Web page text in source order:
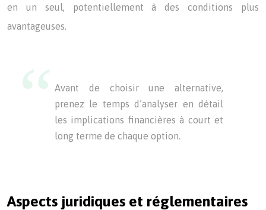
en un seul, potentiellement à des conditions plus
avantageuses.
Avant de choisir une alternative,
prenez le temps d’analyser en détail
les implications financières à court et
long terme de chaque option.
Aspects juridiques et réglementaires